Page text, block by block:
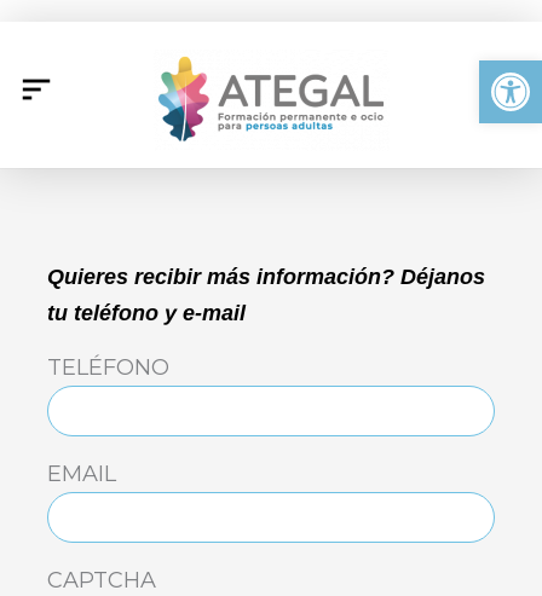
contenido
Quieres recibir más información? Déjanos
tu teléfono y e-mail
TELÉFONO
EMAIL
CAPTCHA